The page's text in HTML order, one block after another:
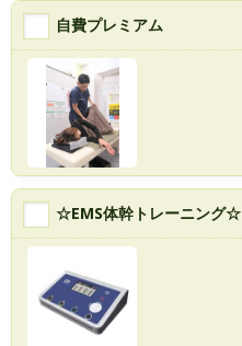
自費プレミアム
☆EMS体幹トレーニング☆